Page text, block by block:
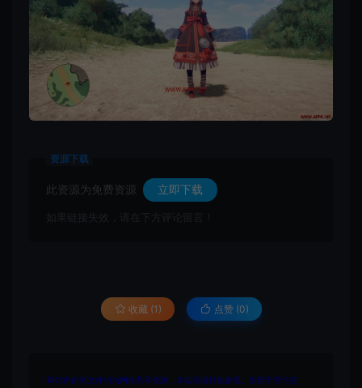
资源下载
此资源为免费资源 立即下载
如果链接失效，请在下方评论留言！
收藏 (1) 点赞 (0)
1.网站内所有文件均为网络共享资源，本站仅做打包整理。仅用于学习交